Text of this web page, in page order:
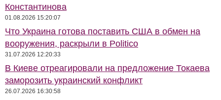
Константинова
01.08.2026 15:20:07
Что Украина готова поставить США в обмен на
вооружения, раскрыли в Politico
31.07.2026 12:20:33
В Киеве отреагировали на предложение Токаева
заморозить украинский конфликт
26.07.2026 16:30:58